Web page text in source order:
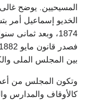
المسيحيين. يوضح غالى
الخديو إسماعيل أمر
1874، وبعد ثمانى
بين المجلس الملى
وتكون المجلس من أعضاء
كالأوقاف والمدارس